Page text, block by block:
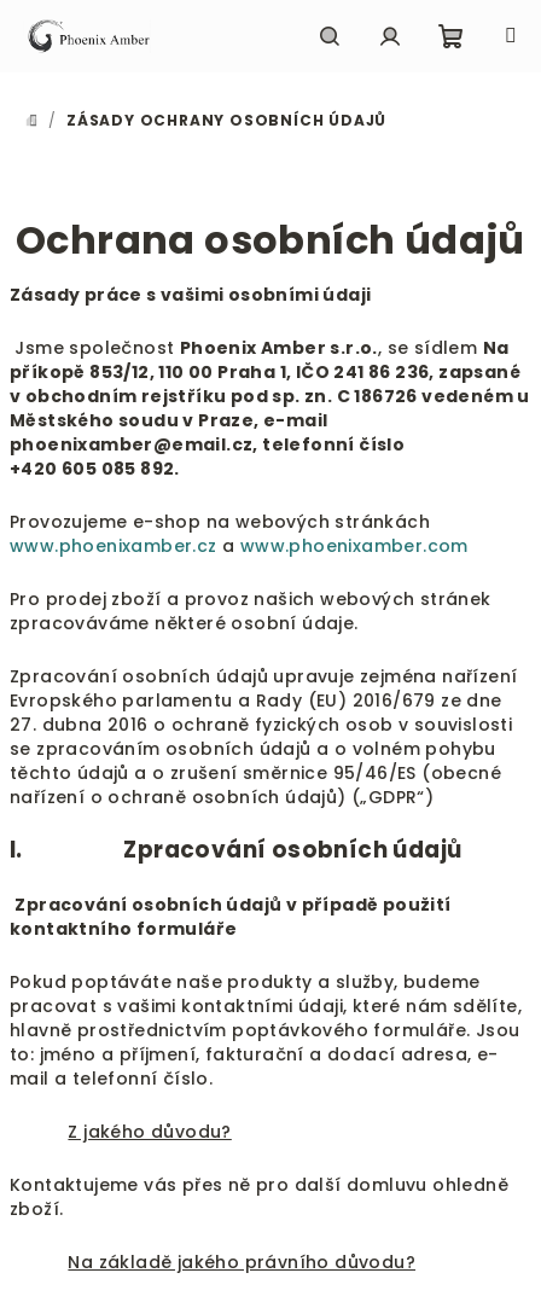
obsah
DOMŮ
/ ZÁSADY OCHRANY OSOBNÍCH ÚDAJŮ
Ochrana osobních údajů
Zásady práce s vašimi osobními údaji
Jsme společnost Phoenix Amber s.r.o., se sídlem Na
příkopě 853/12, 110 00 Praha 1, IČO 241 86 236, zapsané
v obchodním rejstříku pod sp. zn. C 186726 vedeném u
Městského soudu v Praze, e-mail
phoenixamber@email.cz, telefonní číslo
+420 605 085 892.
Provozujeme e-shop na webových stránkách
www.phoenixamber.cz a www.phoenixamber.com
Pro prodej zboží a provoz našich webových stránek
zpracováváme některé osobní údaje.
Zpracování osobních údajů upravuje zejména nařízení
Evropského parlamentu a Rady (EU) 2016/679 ze dne
27. dubna 2016 o ochraně fyzických osob v souvislosti
se zpracováním osobních údajů a o volném pohybu
těchto údajů a o zrušení směrnice 95/46/ES (obecné
nařízení o ochraně osobních údajů) („GDPR“)
I. Zpracování osobních údajů
Zpracování osobních údajů v případě použití
kontaktního formuláře
Pokud poptáváte naše produkty a služby, budeme
pracovat s vašimi kontaktními údaji, které nám sdělíte,
hlavně prostřednictvím poptávkového formuláře. Jsou
to: jméno a příjmení, fakturační a dodací adresa, e-
mail a telefonní číslo.
Z jakého důvodu?
Kontaktujeme vás přes ně pro další domluvu ohledně
zboží.
Na základě jakého právního důvodu?